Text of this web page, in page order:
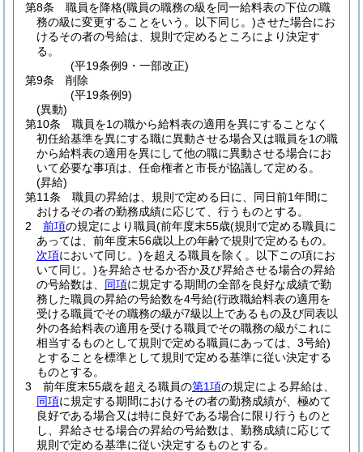
第8条
職員を降格(職員の職務の級を同一給料表の下位の職
務の級に変更することをいう。以下同じ。)させた場合にお
けるその者の号給は、規則で定めるところにより決定す
る。
(平19条例9・一部改正)
第9条
削除
(平19条例9)
(異動)
第10条
職員を1の職から給料表の適用を異にすることなく
初任給基準を異にする職に異動させる場合又は職員を1の職
から給料表の適用を異にして他の職に異動させる場合にお
いて必要な事項は、任命権者と市長が協議して定める。
(昇給)
第11条
職員の昇給は、規則で定める日に、同日前1年間に
おけるその者の勤務成績に応じて、行うものとする。
2
前項の規定により職員(前年度末55歳(規則で定める職員に
あっては、前年度末56歳以上の年齢で規則で定めるもの。
次項において同じ。)を超える職員を除く。以下この項にお
いて同じ。)を昇給させるか否か及び昇給させる場合の昇給
の号給数は、 同項に規定する期間の全部を良好な成績で勤
務した職員の昇給の号給数を4号給(行政職給料表の適用を
受ける職員でその職務の級が7級以上であるもの及び同表以
外の各給料表の適用を受ける職員でその職務の級がこれに
相当するものとして規則で定める職員にあっては、3号給)
とすることを標準として規則で定める基準に従い決定する
ものとする。
3
前年度末55歳を超える職員の第1項の規定による昇給は、
同項に規定する期間におけるその者の勤務成績が、極めて
良好である場合又は特に良好である場合に限り行うものと
し、昇給させる場合の昇給の号給数は、勤務成績に応じて
規則で定める基準に従い決定するものとする。